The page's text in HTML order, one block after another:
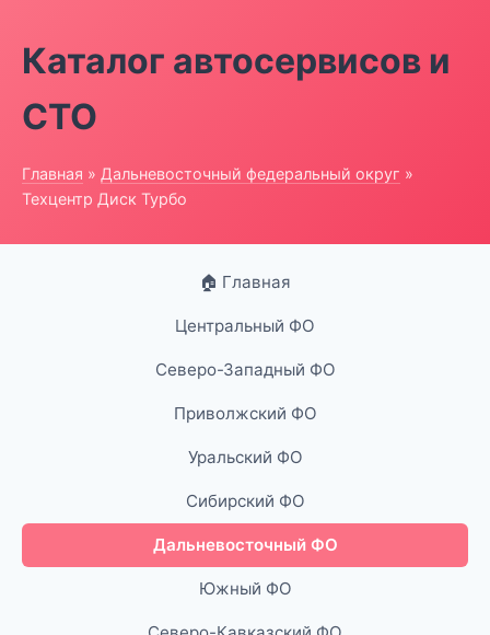
Каталог автосервисов и
СТО
Главная » Дальневосточный федеральный округ »
Техцентр Диск Турбо
🏠 Главная
Центральный ФО
Северо-Западный ФО
Приволжский ФО
Уральский ФО
Сибирский ФО
Дальневосточный ФО
Южный ФО